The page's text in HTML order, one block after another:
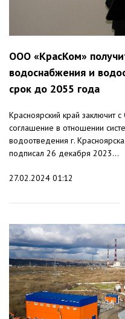
ООО «КрасКом»
водоснабжения и
срок до 2055 года
Красноярский край заключит
соглашение в отношении
водоотведения г.
подписал 26 декабря 2023...
27.02.2024 01:12